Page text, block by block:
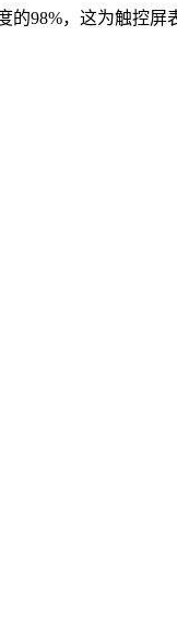
98%，这为触控